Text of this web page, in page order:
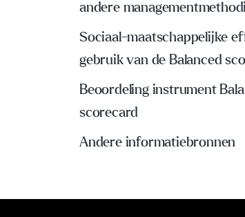
andere
Sociaal-maatschappelijke
gebruik van de Balanced
Beoordeling instrument
scorecard
Andere informatiebronnen